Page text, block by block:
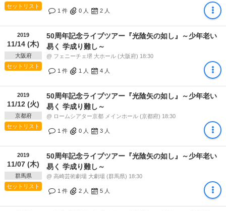
セットリスト
1 件 0 人 2 人
2019
11/14 (木)
大阪府
セットリスト
50周年記念ライブツアー『光陰矢の如し』～少年老い
易く 学成り難し～
@ フェニーチェ堺 大ホール (大阪府) 18:30
1 件 1 人 4 人
2019
11/12 (火)
京都府
セットリスト
50周年記念ライブツアー『光陰矢の如し』～少年老い
易く 学成り難し～
@ ロームシアター京都 メインホール (京都府) 18:30
1 件 0 人 3 人
2019
11/07 (木)
群馬県
セットリスト
50周年記念ライブツアー『光陰矢の如し』～少年老い
易く 学成り難し～
@ 高崎芸術劇場 大劇場 (群馬県) 18:30
1 件 2 人 5 人